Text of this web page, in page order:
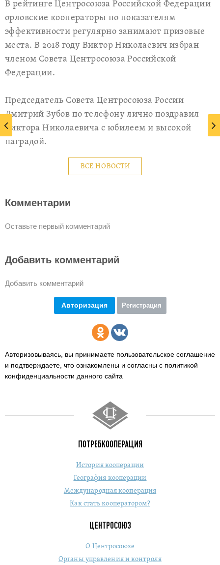
В рейтинге Центросоюза Российской Федерации
орловские кооператоры по показателям
эффективности регулярно занимают призовые
места. В 2018 году Виктор Николаевич избран
членом Совета Центросоюза Российской
Федерации.
Председатель Совета Центросоюза России
Дмитрий Зубов по телефону лично поздравил
Виктора Николаевича с юбилеем и высокой
наградой.
ВСЕ НОВОСТИ
Комментарии
Оставьте первый комментарий
Добавить комментарий
Добавить комментарий
Авторизация Регистрация
Авторизовываясь, вы принимаете пользовательское соглашение
и подтверждаете, что ознакомлены и согласны с политикой
конфиденциальности данного сайта
ПОТРЕБКООПЕРАЦИЯ
История кооперации
География кооперации
Международная кооперация
Как стать кооператором?
ЦЕНТРОСОЮЗ
О Центросоюзе
Органы управления и контроля